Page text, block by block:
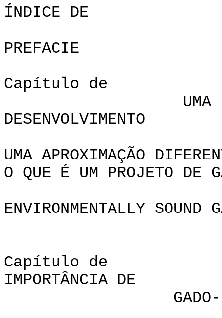
PREFACIE
UMA
DESENVOLVIMENTO
UMA APROXIMAÇÃO
O QUE É UM PROJETO DE
ENVIRONMENTALLY SOUND
IMPORTÂNCIA
GADO-PROJETO